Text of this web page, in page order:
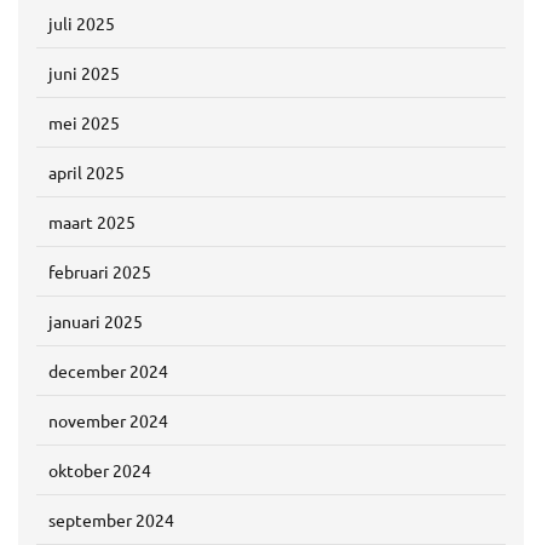
juli 2025
juni 2025
mei 2025
april 2025
maart 2025
februari 2025
januari 2025
december 2024
november 2024
oktober 2024
september 2024